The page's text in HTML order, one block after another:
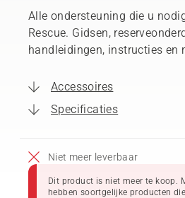
Alle ondersteuning die u
Rescue. Gidsen,
handleidingen, instructies en
Accessoires
Specificaties
Niet meer leverbaar
Dit product is niet meer te koop.
hebben soortgelijke producten